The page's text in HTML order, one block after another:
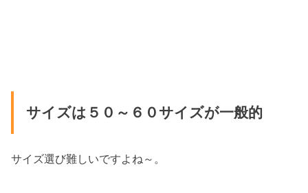
サイズは５０～６０サイズが一般的
サイズ選び難しいですよね～。